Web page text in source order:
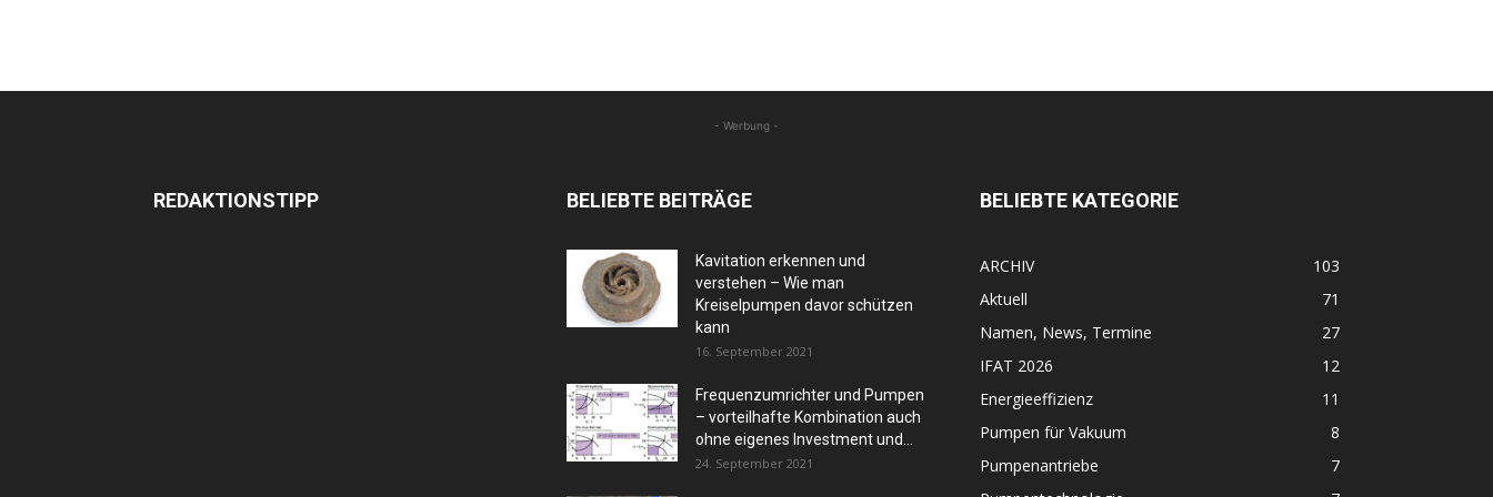
- Werbung -
REDAKTIONSTIPP BELIEBTE BEITRÄGE
Kavitation erkennen und
verstehen – Wie man
Kreiselpumpen davor schützen
kann
16. September 2021
Frequenzumrichter und Pumpen
– vorteilhafte Kombination auch
ohne eigenes Investment und...
24. September 2021
BELIEBTE KATEGORIE
ARCHIV
103
Aktuell
71
Namen, News, Termine
27
IFAT 2026
12
Energieeffizienz
11
Pumpen für Vakuum
8
Pumpenantriebe
7